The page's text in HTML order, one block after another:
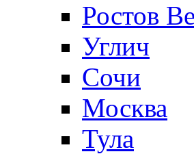
Ростов
Углич
Сочи
Москва
Тула